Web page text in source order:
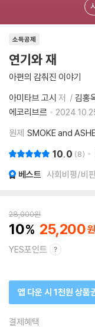
소득공제
연기와 재
아편의 감춰진 이야기
아미타브 고시 저 김홍
에코리브르
원제 SMOKE and
10.0 8
베스트 사회비평/비
28,000원
10 25,200
YES포인트
앱 다운 시 1천원 상품
결제혜택